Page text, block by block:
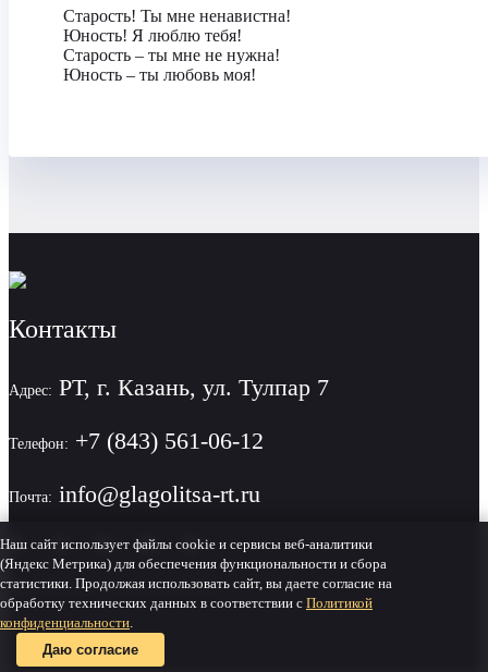
Старость! Ты мне ненавистна!
Юность! Я люблю тебя!
Старость – ты мне не нужна!
Юность – ты любовь моя!
Контакты
Адрес: РТ, г. Казань, ул. Тулпар 7
Телефон: +7 (843) 561-06-12
Почта: info@glagolitsa-rt.ru
Политика конфиденциальности
Наш сайт использует файлы cookie и сервисы веб-аналитики
(Яндекс Метрика) для обеспечения функциональности и сбора
статистики. Продолжая использовать сайт, вы даете согласие на
обработку технических данных в соответствии с Политикой
конфиденциальности.
Даю согласие